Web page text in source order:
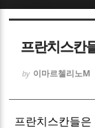
프란치스칸
by 이마르첼리노M
프란치스칸들